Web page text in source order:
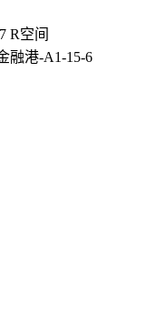
R空间
融港-A1-15-6